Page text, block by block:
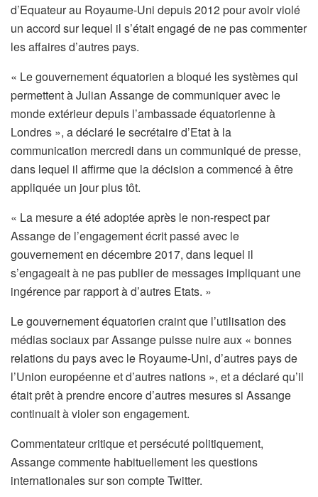
d’Equateur au Royaume-Uni depuis 2012 pour avoir violé
un accord sur lequel il s’était engagé de ne pas commenter
les affaires d’autres pays.
« Le gouvernement équatorien a bloqué les systèmes qui
permettent à Julian Assange de communiquer avec le
monde extérieur depuis l’ambassade équatorienne à
Londres », a déclaré le secrétaire d’Etat à la
communication mercredi dans un communiqué de presse,
dans lequel il affirme que la décision a commencé à être
appliquée un jour plus tôt.
« La mesure a été adoptée après le non-respect par
Assange de l’engagement écrit passé avec le
gouvernement en décembre 2017, dans lequel il
s’engageait à ne pas publier de messages impliquant une
ingérence par rapport à d’autres Etats. »
Le gouvernement équatorien craint que l’utilisation des
médias sociaux par Assange puisse nuire aux « bonnes
relations du pays avec le Royaume-Uni, d’autres pays de
l’Union européenne et d’autres nations », et a déclaré qu’il
était prêt à prendre encore d’autres mesures si Assange
continuait à violer son engagement.
Commentateur critique et persécuté politiquement,
Assange commente habituellement les questions
internationales sur son compte Twitter.